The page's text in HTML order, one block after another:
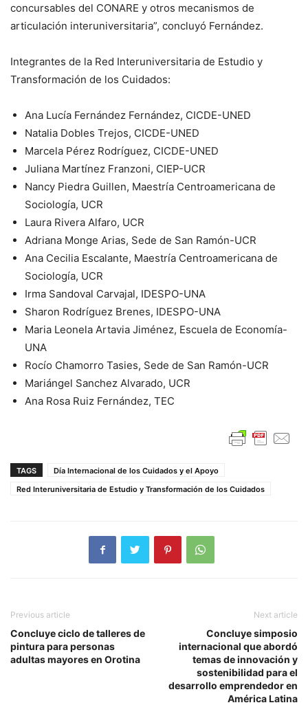
concursables del CONARE y otros mecanismos de
articulación interuniversitaria”, concluyó Fernández.
Integrantes de la Red Interuniversitaria de Estudio y
Transformación de los Cuidados:
Ana Lucía Fernández Fernández, CICDE-UNED
Natalia Dobles Trejos, CICDE-UNED
Marcela Pérez Rodríguez, CICDE-UNED
Juliana Martínez Franzoni, CIEP-UCR
Nancy Piedra Guillen, Maestría Centroamericana de
Sociología, UCR
Laura Rivera Alfaro, UCR
Adriana Monge Arias, Sede de San Ramón-UCR
Ana Cecilia Escalante, Maestría Centroamericana de
Sociología, UCR
Irma Sandoval Carvajal, IDESPO-UNA
Sharon Rodríguez Brenes, IDESPO-UNA
Maria Leonela Artavia Jiménez, Escuela de Economía-
UNA
Rocío Chamorro Tasies, Sede de San Ramón-UCR
Mariángel Sanchez Alvarado, UCR
Ana Rosa Ruiz Fernández, TEC
TAGS
Día Internacional de los Cuidados y el Apoyo
Red Interuniversitaria de Estudio y Transformación de los Cuidados
Previous article
Concluye ciclo de talleres de
pintura para personas
adultas mayores en Orotina
Next article
Concluye simposio
internacional que abordó
temas de innovación y
sostenibilidad para el
desarrollo emprendedor en
América Latina